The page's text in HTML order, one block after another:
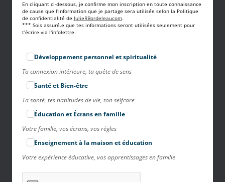
En cliquant ci-dessous, je confirme mon inscription en toute connaissance
de cause que l'information que je partage sera utilisée selon la Politique
de confidentialité de JulieRBordeleaucom.
*** Sois assuré.e que tes informations seront utilisées seulement pour
t'écrire via l'infolettre.
Développement personnel et spiritualité
Ta connexion intérieure, ta quête de sens
Santé et Bien-être
Ta santé, tes habitudes de vie, ton selfcare
Éducation et Écrans en famille
Votre famille, vos écrans, vos règles
Enseignement à la maison et éducation
Votre expérience éducative, vos apprentissages en famille